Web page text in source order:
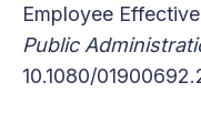
Employee
Public
10.1080/